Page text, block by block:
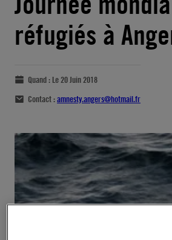
réfugiés à
Quand : Le 20 Juin 2018
Contact :amnesty.angers@hotmail.fr